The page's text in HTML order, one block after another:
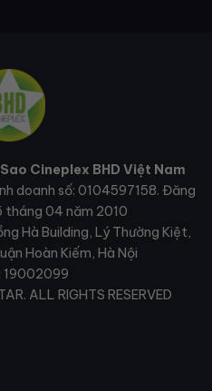
Cineplex BHD Việt Nam
doanh số: 0104597158. Đăng
tháng 04 năm 2010
Hà Building, Lý Thường Kiệt,
Hoàn Kiếm, Hà Nội
19002099
ALL RIGHTS RESERVED